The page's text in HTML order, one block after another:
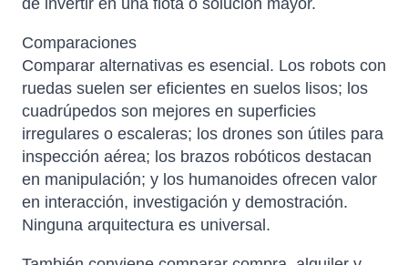
de invertir en una flota o solución mayor.
Comparaciones
Comparar alternativas es esencial. Los robots con
ruedas suelen ser eficientes en suelos lisos; los
cuadrúpedos son mejores en superficies
irregulares o escaleras; los drones son útiles para
inspección aérea; los brazos robóticos destacan
en manipulación; y los humanoides ofrecen valor
en interacción, investigación y demostración.
Ninguna arquitectura es universal.